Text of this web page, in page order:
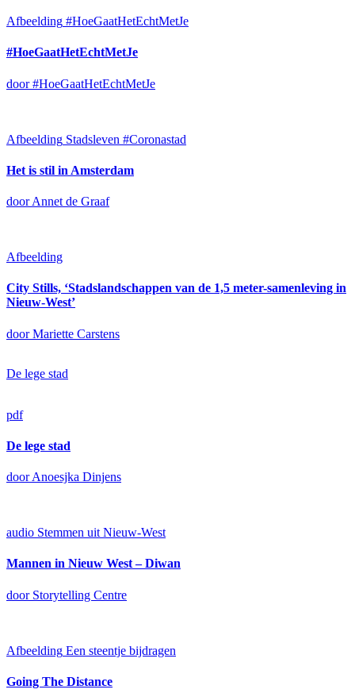
Afbeelding #HoeGaatHetEchtMetJe
#HoeGaatHetEchtMetJe
door #HoeGaatHetEchtMetJe
Afbeelding Stadsleven #Coronastad
Het is stil in Amsterdam
door Annet de Graaf
Afbeelding
City Stills, ‘Stadslandschappen van de 1,5 meter-samenleving in
Nieuw-West’
door Mariette Carstens
De lege stad
pdf
De lege stad
door Anoesjka Dinjens
audio Stemmen uit Nieuw-West
Mannen in Nieuw West – Diwan
door Storytelling Centre
Afbeelding Een steentje bijdragen
Going The Distance